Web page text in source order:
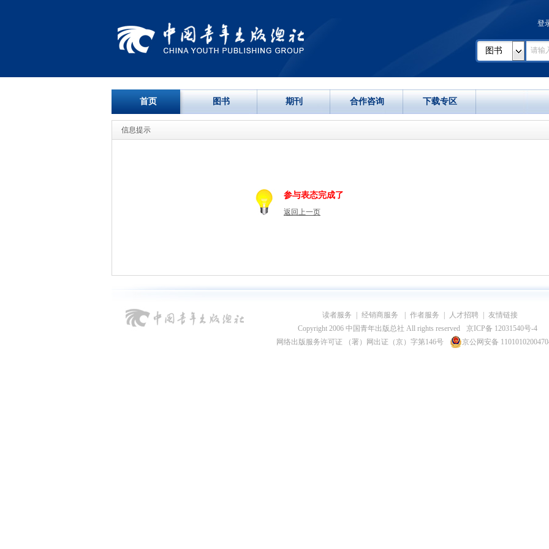
登
图书
首页 图书 期刊 合作咨询 下载专区
信息提示
参与表态完成了
返回上一页
读者服务 经销商服务 作者服务 人才招聘
友情链接
Copyright 2006 中国青年出版总社 All rights reserved
京ICP备 12031540号-4
网络出版服务许可证 （署）网出证（京）字第146号
京公网安备